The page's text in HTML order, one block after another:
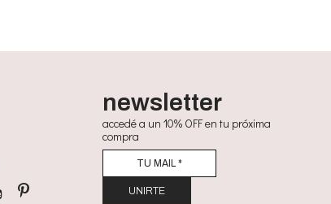
newsletter
accedé a un 10% OFF en tu próxima
compra